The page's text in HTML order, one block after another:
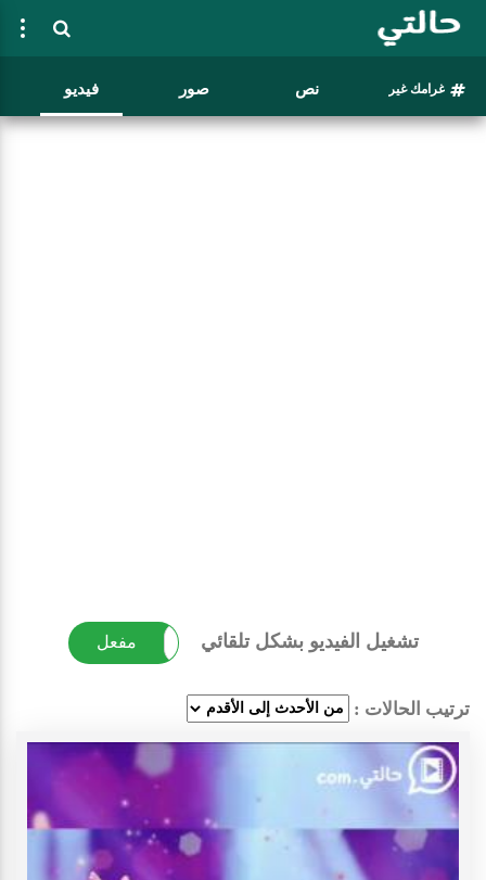
غرامك غير نص صور فيديو
تشغيل الفيديو بشكل تلقائي مفعل غير مفعل
ترتيب الحالات :